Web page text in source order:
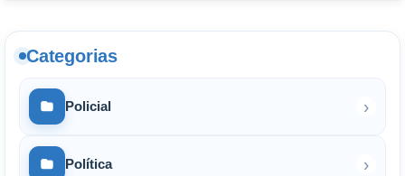
Categorias
Policial ›
Política ›